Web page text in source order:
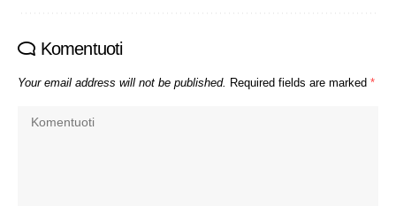
Komentuoti
Your email address will not be published. Required fields are marked *